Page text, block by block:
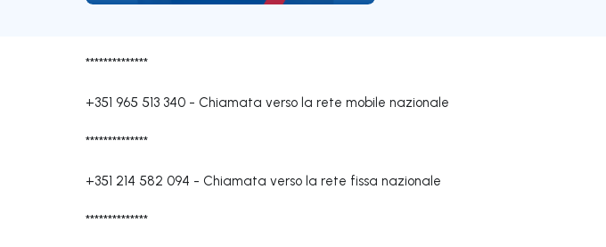
**************
+351 965 513 340 - Chiamata verso la rete mobile nazionale
**************
+351 214 582 094 - Chiamata verso la rete fissa nazionale
**************